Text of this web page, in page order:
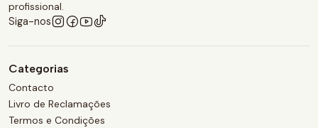
profissional.
Siga-nos
Categorias
Contacto
Livro de Reclamações
Termos e Condições